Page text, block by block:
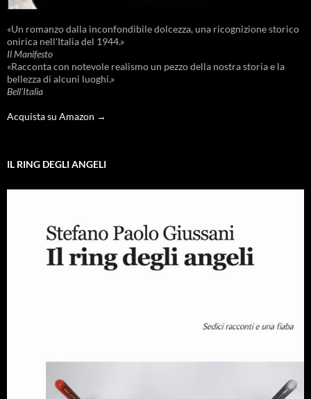
«Un romanzo dalla inconfondibile dolcezza, una ricognizione storico
onirica nell'Italia del 1944.»
Il Manifesto
«Racconta con notevole realismo un pezzo della nostra storia e la
bellezza di alcuni luoghi.»
Bell'Italia
Acquista su Amazon →
IL RING DEGLI ANGELI